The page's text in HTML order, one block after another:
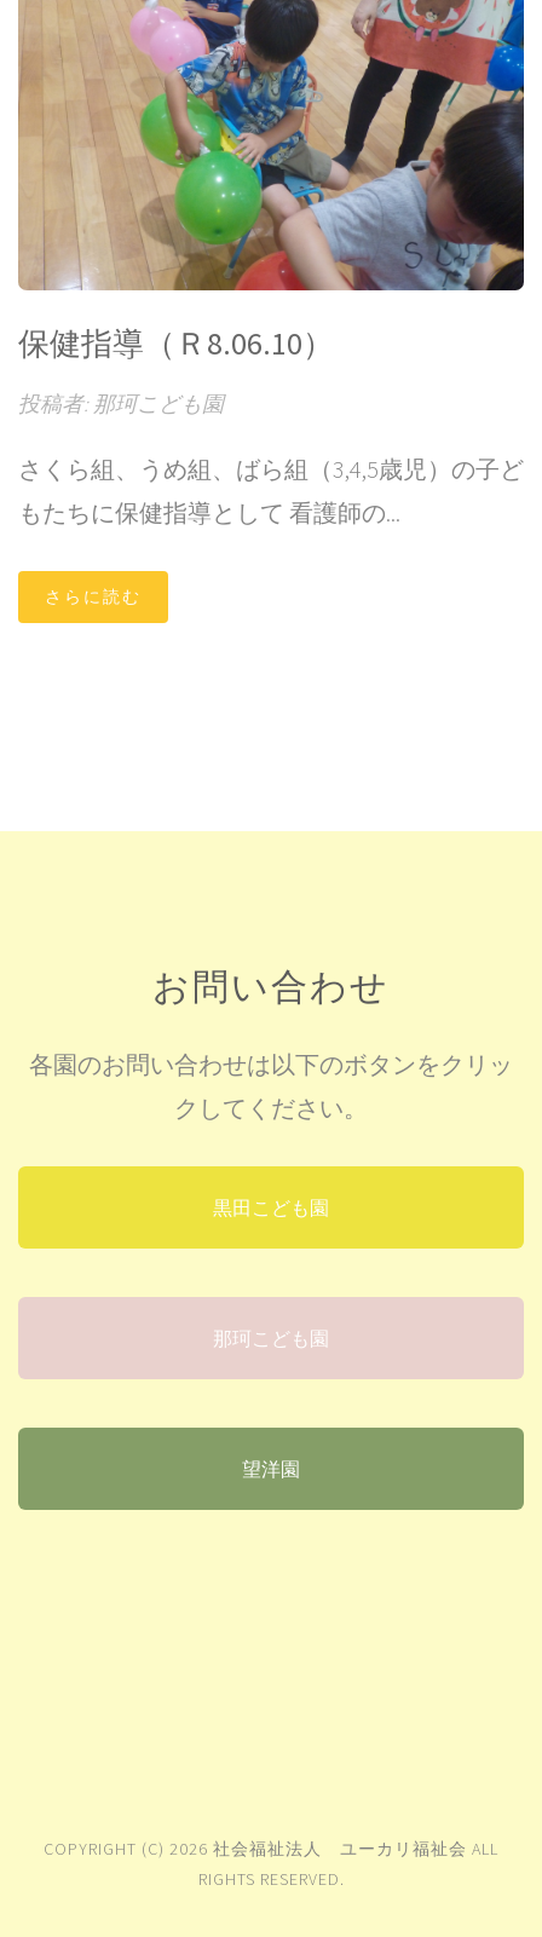
保健指導（Ｒ8.06.10）
投稿者: 那珂こども園
さくら組、うめ組、ばら組（3,4,5歳児）の子ど
もたちに保健指導として 看護師の...
さらに読む
お問い合わせ
各園のお問い合わせは以下のボタンをクリッ
クしてください。
黒田こども園
那珂こども園
望洋園
COPYRIGHT (C) 2026 社会福祉法人 ユーカリ福祉会 ALL
RIGHTS RESERVED.